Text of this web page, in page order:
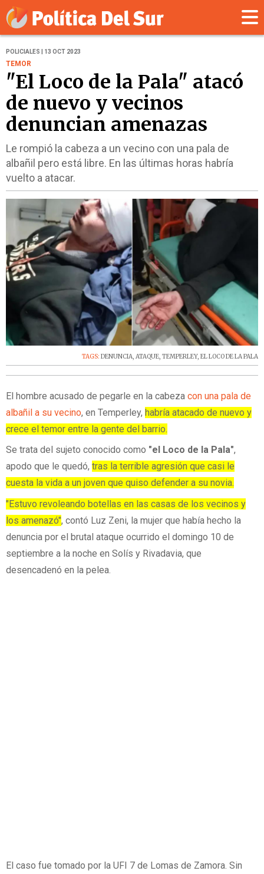
POLICIALES | 13 OCT 2023
TEMOR
"El Loco de la Pala" atacó
de nuevo y vecinos
denuncian amenazas
Le rompió la cabeza a un vecino con una pala de
albañil pero está libre. En las últimas horas habría
vuelto a atacar.
TAGS: DENUNCIA, ATAQUE, TEMPERLEY, EL LOCO DE LA PALA
El hombre acusado de pegarle en la cabeza con una pala de
albañil a su vecino, en Temperley, habría atacado de nuevo y
crece el temor entre la gente del barrio.
Se trata del sujeto conocido como "el Loco de la Pala",
apodo que le quedó, tras la terrible agresión que casi le
cuesta la vida a un joven que quiso defender a su novia.
"Estuvo revoleando botellas en las casas de los vecinos y
los amenazó", contó Luz Zeni, la mujer que había hecho la
denuncia por el brutal ataque ocurrido el domingo 10 de
septiembre a la noche en Solís y Rivadavia, que
desencadenó en la pelea.
El caso fue tomado por la UFI 7 de Lomas de Zamora. Sin